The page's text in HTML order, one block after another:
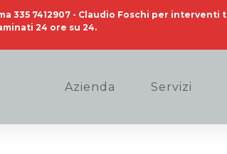
335 7412907 - Claudio Foschi per interventi
24 ore su 24.
Azienda Servizi